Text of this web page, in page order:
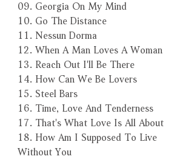
09. Georgia On My Mind
10. Go The Distance
11. Nessun Dorma
12. When A Man Loves A Woman
13. Reach Out I'll Be There
14. How Can We Be Lovers
15. Steel Bars
16. Time, Love And Tenderness
17. That's What Love Is All About
18. How Am I Supposed To Live
Without You